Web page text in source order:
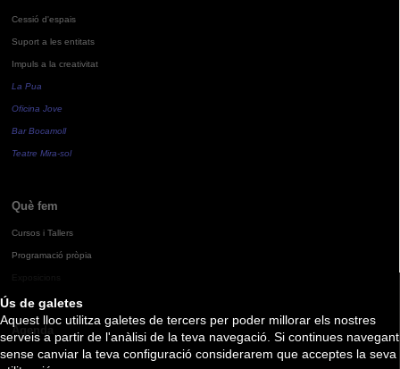
Ús de galetes
Aquest lloc utilitza galetes de tercers per poder millorar els nostres
serveis a partir de l'anàlisi de la teva navegació. Si continues navegant
sense canviar la teva configuració considerarem que acceptes la seva
Cessió d'espais
Suport a les entitats
Impuls a la creativitat
La Pua
Oficina Jove
Bar Bocamoll
Teatre Mira-sol
Què fem
Cursos i Tallers
Programació pròpia
Agenda